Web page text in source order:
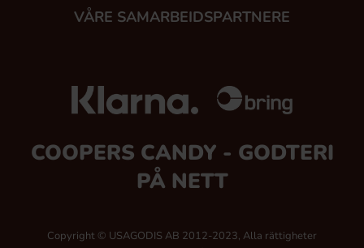
VÅRE SAMARBEIDSPARTNERE
COOPERS CANDY - GODTERI
PÅ NETT
Copyright © USAGODIS AB 2012-2023, Alla rättigheter